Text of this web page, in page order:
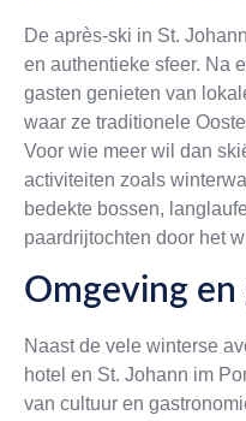
De après-ski in St.
en authentieke sfeer. Na
gasten genieten van
waar ze traditionele
Voor wie meer wil dan
activiteiten zoals
bedekte bossen,
paardrijtochten door het
Omgeving
Naast de vele winterse
hotel en St. Johann im
van cultuur en